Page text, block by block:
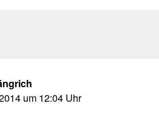
um 12:04 Uhr